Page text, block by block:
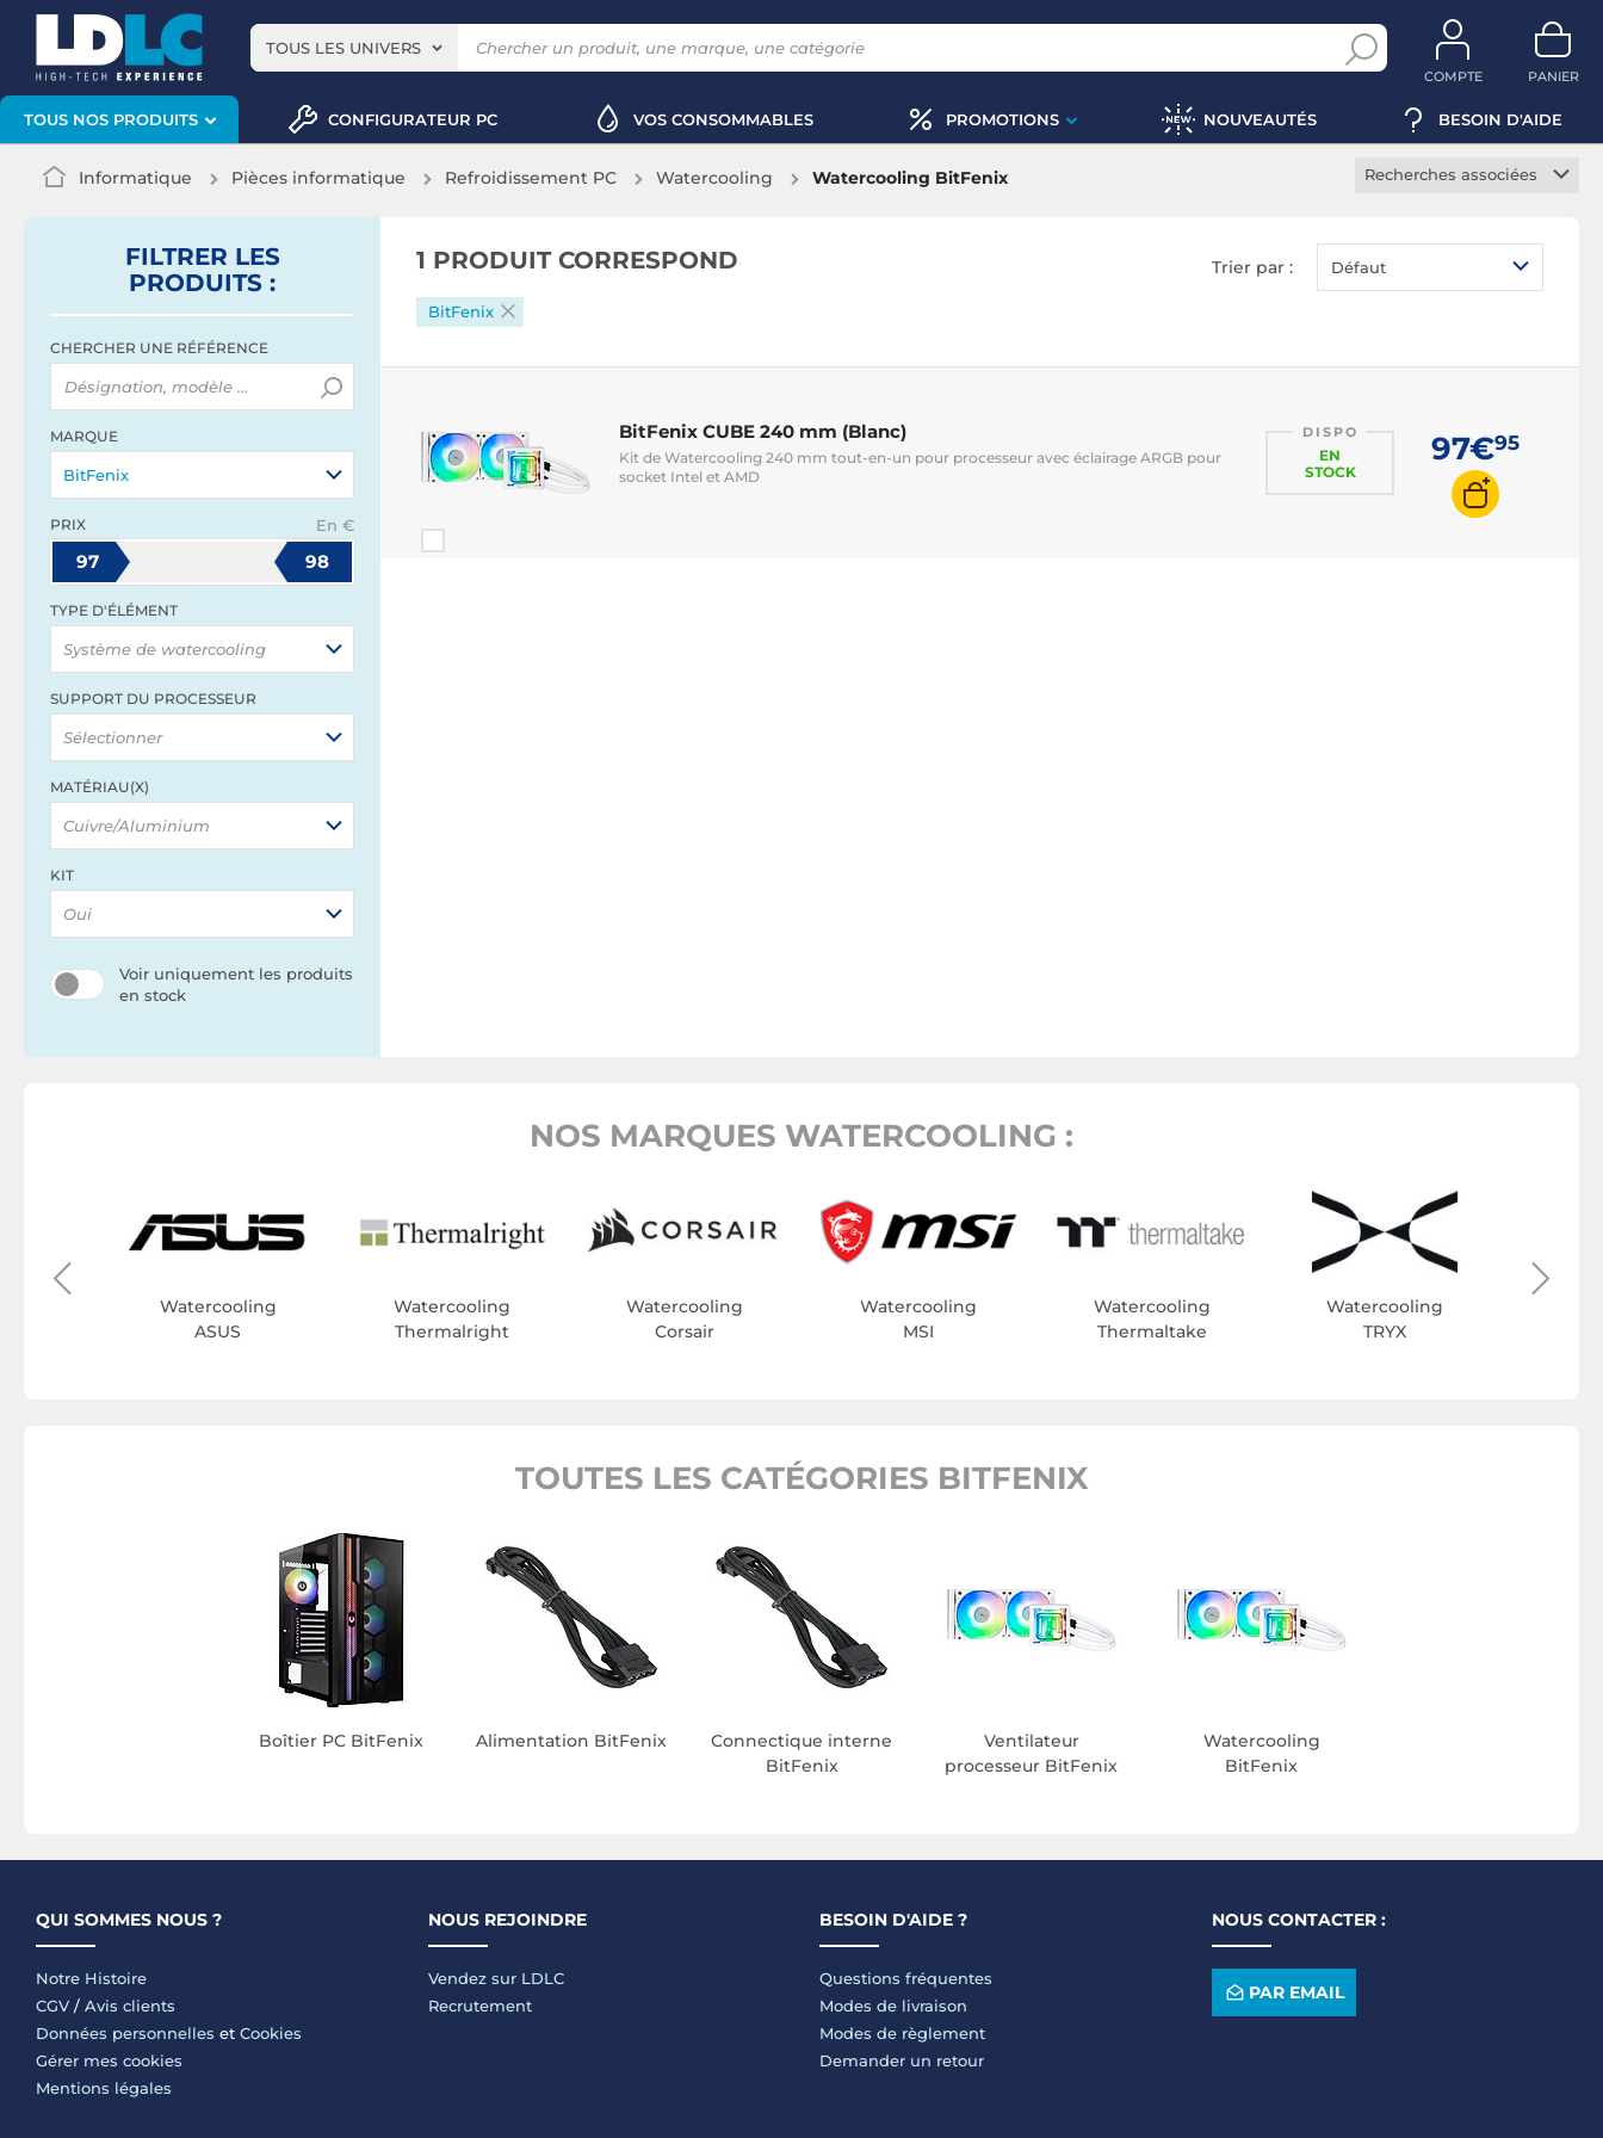
TOUS LES UNIVERS
COMPTE PANIER
TOUS NOS PRODUITS CONFIGURATEUR PC VOS CONSOMMABLES PROMOTIONS NOUVEAUTÉS BESOIN D'AIDE
Informatique Pièces informatique Refroidissement PC Watercooling Watercooling BitFenix
Recherches associées
Accessoires watercooling
Waterblock carte
Bouchon watercooling
Waterblock blanc
FILTRER LES
PRODUITS :
CHERCHER UNE RÉFÉRENCE
MARQUE
BitFenix
PRIX En €
97 98
TYPE D'ÉLÉMENT
Système de watercooling
SUPPORT DU PROCESSEUR
Sélectionner
MATÉRIAU(X)
Cuivre/Aluminium
KIT
Oui
Voir uniquement les produits
en stock
1 PRODUIT CORRESPOND Trier par : Défaut
BitFenix
BitFenix CUBE 240 mm (Blanc)
Kit de Watercooling 240 mm tout-en-un pour processeur avec éclairage ARGB pour
socket Intel et AMD
DISPO
EN
STOCK
97€95
NOS MARQUES WATERCOOLING :
Watercooling
ASUS
Watercooling
Thermalright
Watercooling
Corsair
Watercooling
MSI
Watercooling
Thermaltake
Watercooling
TRYX
TOUTES LES CATÉGORIES BITFENIX
Boîtier PC BitFenix Alimentation BitFenix
Connectique interne
BitFenix
Ventilateur
processeur BitFenix
Watercooling
BitFenix
QUI SOMMES NOUS ?
Notre Histoire
CGV / Avis clients
Données personnelles et Cookies
Gérer mes cookies
Mentions légales
NOUS REJOINDRE
Vendez sur LDLC
Recrutement
BESOIN D'AIDE ?
Questions fréquentes
Modes de livraison
Modes de règlement
Demander un retour
NOUS CONTACTER :
PAR EMAIL